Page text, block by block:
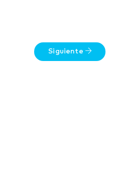
Siguiente